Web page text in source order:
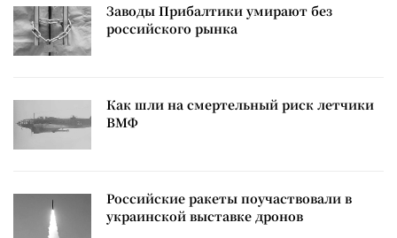
Заводы Прибалтики умирают без
российского рынка
Как шли на смертельный риск летчики
ВМФ
Российские ракеты поучаствовали в
украинской выставке дронов